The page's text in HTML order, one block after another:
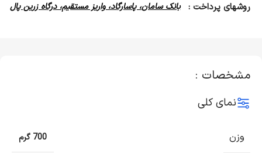
روشهای پرداخت : بانک سامان، پاسارگاد، واریز مستقیم، درگاه زرین پال
مشخصات :
نمای کلی
وزن 700 گرم